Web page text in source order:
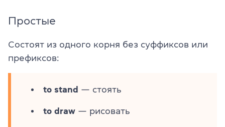
Простые
Состоят из одного корня без суффиксов или
префиксов:
to stand — стоять
to draw — рисовать